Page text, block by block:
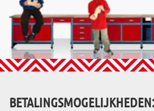
BETALINGSMOGELIJKHEDEN: